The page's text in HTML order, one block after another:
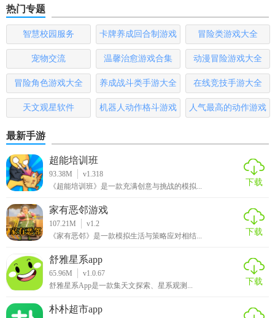
热门专题
智慧校园服务 卡牌养成回合制游戏 冒险类游戏大全
宠物交流 温馨治愈游戏合集 动漫冒险游戏大全
冒险角色游戏大全 养成战斗类手游大全 在线竞技手游大全
天文观星软件
机器人动作格斗游戏
人气最高的动作游戏
最新手游
超能培训班
93.38M
v1.318
《超能培训班》是一款充满创意与挑战的模拟...
下载
家有恶邻游戏
107.21M
v1.2
《家有恶邻》是一款模拟生活与策略应对相结...
下载
舒雅星系app
65.96M
v1.0.67
舒雅星系App是一款集天文探索、星系观测...
下载
朴朴超市app